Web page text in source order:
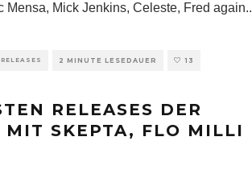
Mensa, Mick Jenkins, Celeste, Fred again..
2 MINUTE LESEDAUER 13
RELEASES DER
MIT SKEPTA, FLO MILLI